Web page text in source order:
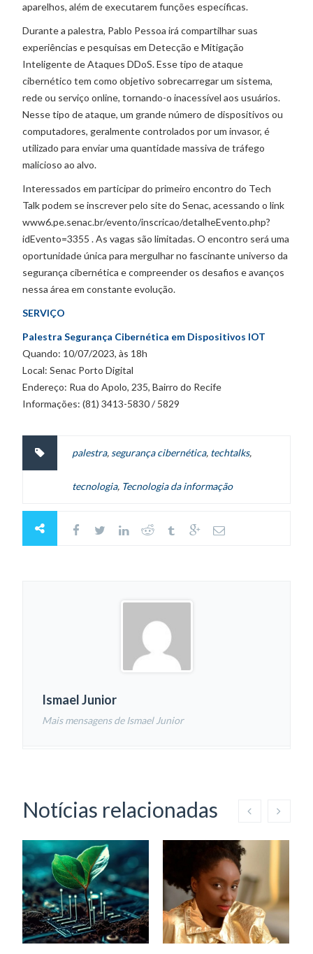
aparelhos, além de executarem funções específicas.
Durante a palestra, Pablo Pessoa irá compartilhar suas
experiências e pesquisas em Detecção e Mitigação
Inteligente de Ataques DDoS. Esse tipo de ataque
cibernético tem como objetivo sobrecarregar um sistema,
rede ou serviço online, tornando-o inacessível aos usuários.
Nesse tipo de ataque, um grande número de dispositivos ou
computadores, geralmente controlados por um invasor, é
utilizado para enviar uma quantidade massiva de tráfego
malicioso ao alvo.
Interessados em participar do primeiro encontro do Tech
Talk podem se inscrever pelo site do Senac, acessando o link
www6.pe.senac.br/evento/inscricao/detalheEvento.php?
idEvento=3355 . As vagas são limitadas. O encontro será uma
oportunidade única para mergulhar no fascinante universo da
segurança cibernética e compreender os desafios e avanços
nessa área em constante evolução.
SERVIÇO
Palestra Segurança Cibernética em Dispositivos IOT
Quando: 10/07/2023, às 18h
Local: Senac Porto Digital
Endereço: Rua do Apolo, 235, Bairro do Recife
Informações: (81) 3413-5830 / 5829
palestra,segurança cibernética, techtalks,
tecnologia, Tecnologia da informação
Ismael Junior
Mais mensagens de Ismael Junior
Notícias relacionadas